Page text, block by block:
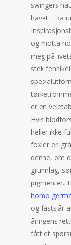
swingers
havet – da
og motta
meg på
stek
er en
Hvis
heller ikke
fox er en
denne, om
grunnlag,
pigmenter.
homo
og fastslår
åringens
fått et